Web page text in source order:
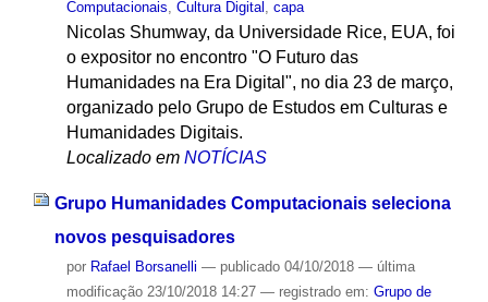
Computacionais Cultura Digital capa
Nicolas Shumway, da Universidade Rice, EUA, foi
o expositor no encontro "O Futuro das
Humanidades na Era Digital", no dia 23 de março,
organizado pelo Grupo de Estudos em Culturas e
Humanidades Digitais.
Localizado em NOTÍCIAS
Grupo Humanidades Computacionais seleciona
novos pesquisadores
por Rafael Borsanelli — publicado04/10/2018 — última
modificação23/10/2018 14:27 — registrado em: Grupo de